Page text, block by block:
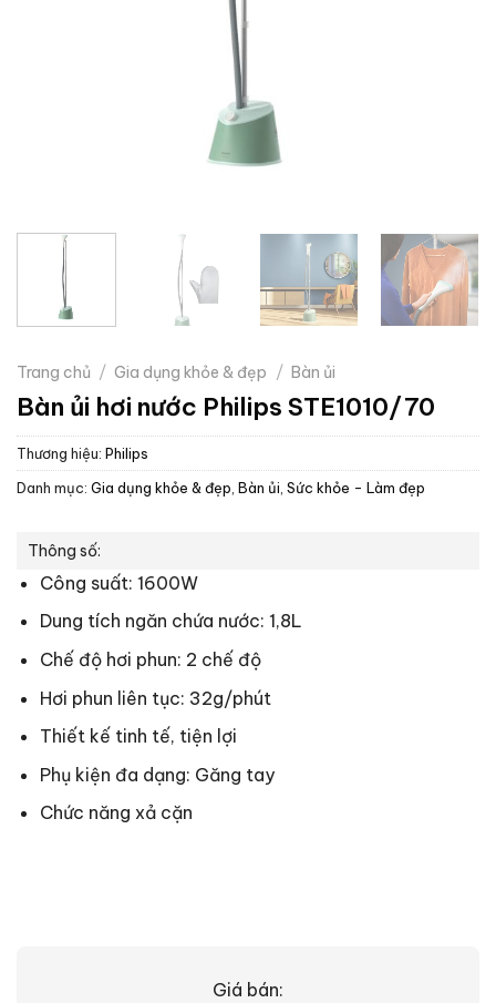
Trang chủ / Gia dụng khỏe & đẹp / Bàn ủi
Bàn ủi hơi nước Philips STE1010/70
Thương hiệu: Philips
Danh mục: Gia dụng khỏe & đẹp Bàn ủi Sức khỏe - Làm đẹp
Thông số:
Công suất: 1600W
Dung tích ngăn chứa nước: 1,8L
Chế độ hơi phun: 2 chế độ
Hơi phun liên tục: 32g/phút
Thiết kế tinh tế, tiện lợi
Phụ kiện đa dạng: Găng tay
Chức năng xả cặn
Giá bán: